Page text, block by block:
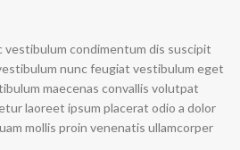
condimentum dis suscipit
nunc feugiat vestibulum eget
maecenas convallis volutpat
laoreet ipsum placerat odio a dolor
mollis proin venenatis ullamcorper